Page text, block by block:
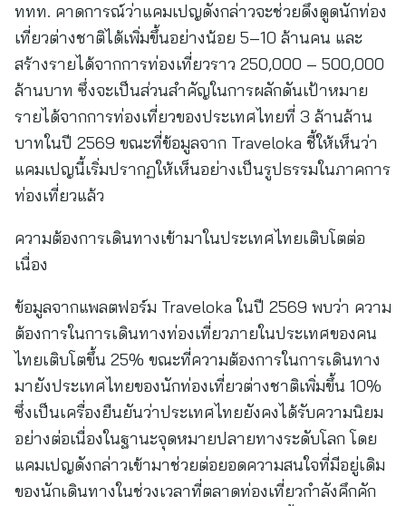
ททท. คาดการณ์ว่าแคมเปญดังกล่าวจะช่วยดึงดูดนักท่อง
เที่ยวต่างชาติได้เพิ่มขึ้นอย่างน้อย 5–10 ล้านคน และ
สร้างรายได้จากการท่องเที่ยวราว 250,000 – 500,000
ล้านบาท ซึ่งจะเป็นส่วนสำคัญในการผลักดันเป้าหมาย
รายได้จากการท่องเที่ยวของประเทศไทยที่ 3 ล้านล้าน
บาทในปี 2569 ขณะที่ข้อมูลจาก Traveloka ชี้ให้เห็นว่า
แคมเปญนี้เริ่มปรากฏให้เห็นอย่างเป็นรูปธรรมในภาคการ
ท่องเที่ยวแล้ว
ความต้องการเดินทางเข้ามาในประเทศไทยเติบโตต่อ
เนื่อง
ข้อมูลจากแพลตฟอร์ม Traveloka ในปี 2569 พบว่า ความ
ต้องการในการเดินทางท่องเที่ยวภายในประเทศของคน
ไทยเติบโตขึ้น 25% ขณะที่ความต้องการในการเดินทาง
มายังประเทศไทยของนักท่องเที่ยวต่างชาติเพิ่มขึ้น 10%
ซึ่งเป็นเครื่องยืนยันว่าประเทศไทยยังคงได้รับความนิยม
อย่างต่อเนื่องในฐานะจุดหมายปลายทางระดับโลก โดย
แคมเปญดังกล่าวเข้ามาช่วยต่อยอดความสนใจที่มีอยู่เดิม
ของนักเดินทางในช่วงเวลาที่ตลาดท่องเที่ยวกำลังคึกคัก